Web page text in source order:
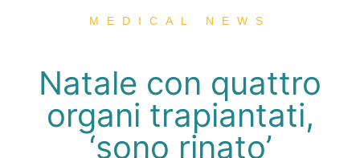
MEDICAL NEWS
Natale con quattro
organi trapiantati,
‘sono rinato’